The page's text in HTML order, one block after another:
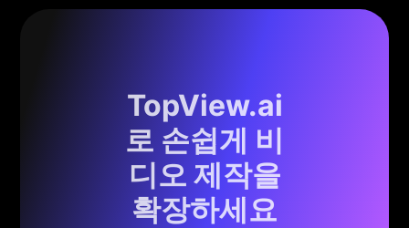
TopView.ai
로 손쉽게 비
디오 제작을
확장하세요